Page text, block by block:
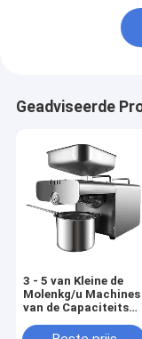
Geadviseerde
3 - 5 van Kleine de
Molenkg/u Machines
van de Capaciteits
Machine van de